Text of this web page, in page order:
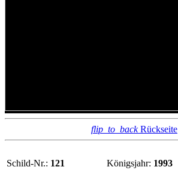
flip_to_backRückseite
Schild-Nr.: 121 Königsjahr: 1993